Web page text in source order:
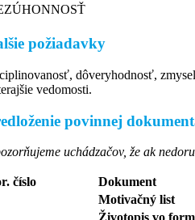
požiadavky
dôveryhodnosť,
vedomosti.
povinnej
uchádzačov, že ak
číslo Dokument
Motivačný list